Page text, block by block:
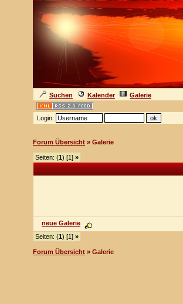
Suchen Kalender Galerie
Login:
Forum Übersicht » Galerie
Seiten: (1) [1] »
neue Galerie
Seiten: (1) [1] »
Forum Übersicht » Galerie